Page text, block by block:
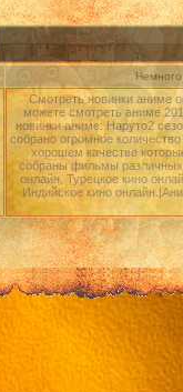
Смотреть новинки аниме
можете смотреть аниме
новинки аниме: Наруто2
собрано огромное
хорошем качестве
собраны фильмы различных
онлайн, Турецкое кино
Индийское кино